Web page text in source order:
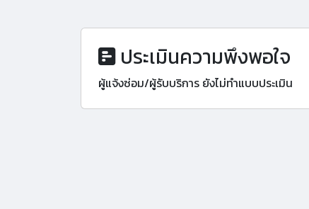
ประเมินความพึงพอใจ
ผู้แจ้งซ่อม/ผู้รับบริการ ยังไม่ทำแบบประเมิน